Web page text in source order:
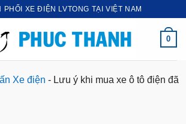
PHỐI XE ĐIỆN LVTONG TẠI VIỆT NAM
0
Xe điện - Lưu ý khi mua xe ô tô điện đã